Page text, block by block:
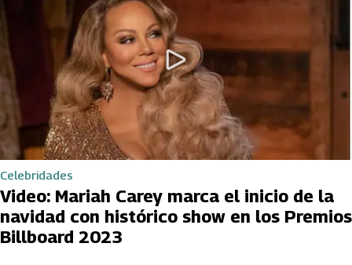
Celebridades
Video: Mariah Carey marca el inicio de la
navidad con histórico show en los Premios
Billboard 2023